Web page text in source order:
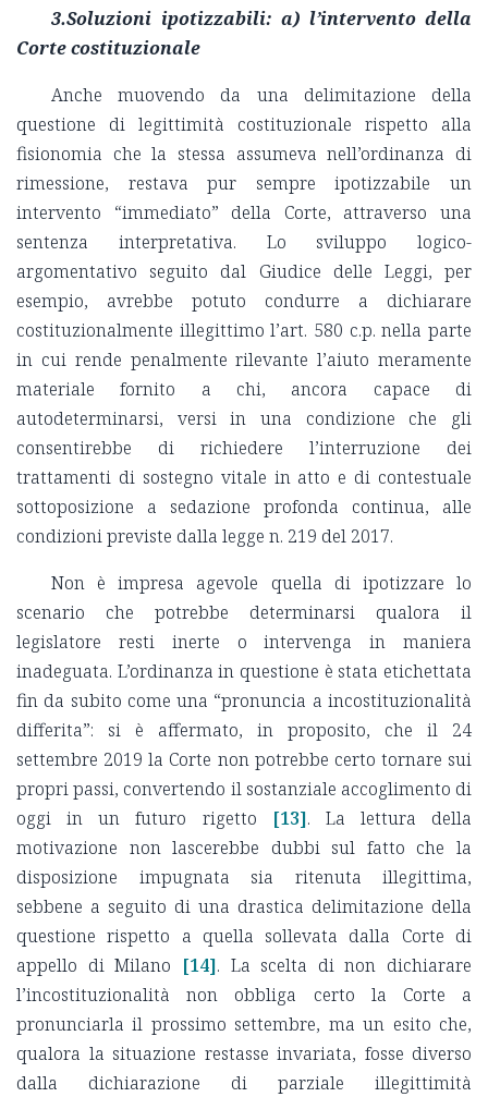
3.Soluzioni ipotizzabili: a) l’intervento della
Corte costituzionale
Anche muovendo da una delimitazione della
questione di legittimità costituzionale rispetto alla
fisionomia che la stessa assumeva nell’ordinanza di
rimessione, restava pur sempre ipotizzabile un
intervento “immediato” della Corte, attraverso una
sentenza interpretativa. Lo sviluppo logico-
argomentativo seguito dal Giudice delle Leggi, per
esempio, avrebbe potuto condurre a dichiarare
costituzionalmente illegittimo l’art. 580 c.p. nella parte
in cui rende penalmente rilevante l’aiuto meramente
materiale fornito a chi, ancora capace di
autodeterminarsi, versi in una condizione che gli
consentirebbe di richiedere l’interruzione dei
trattamenti di sostegno vitale in atto e di contestuale
sottoposizione a sedazione profonda continua, alle
condizioni previste dalla legge n. 219 del 2017.
Non è impresa agevole quella di ipotizzare lo
scenario che potrebbe determinarsi qualora il
legislatore resti inerte o intervenga in maniera
inadeguata. L’ordinanza in questione è stata etichettata
fin da subito come una “pronuncia a incostituzionalità
differita”: si è affermato, in proposito, che il 24
settembre 2019 la Corte non potrebbe certo tornare sui
propri passi, convertendo il sostanziale accoglimento di
oggi in un futuro rigetto
[13]. La lettura della
motivazione non lascerebbe dubbi sul fatto che la
disposizione impugnata sia ritenuta illegittima,
sebbene a seguito di una drastica delimitazione della
questione rispetto a quella sollevata dalla Corte di
appello di Milano [14]. La scelta di non dichiarare
l’incostituzionalità non obbliga certo la Corte a
pronunciarla il prossimo settembre, ma un esito che,
qualora la situazione restasse invariata, fosse diverso
dalla dichiarazione di parziale illegittimità